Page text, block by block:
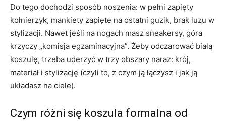
Do tego dochodzi sposób noszenia: w pełni zapięty
kołnierzyk, mankiety zapięte na ostatni guzik, brak luzu w
stylizacji. Nawet jeśli na nogach masz sneakersy, góra
krzyczy „komisja egzaminacyjna”. Żeby odczarować białą
koszulę, trzeba uderzyć w trzy obszary naraz: krój,
materiał i stylizację (czyli to, z czym ją łączysz i jak ją
układasz na ciele).
Czym różni się koszula formalna od